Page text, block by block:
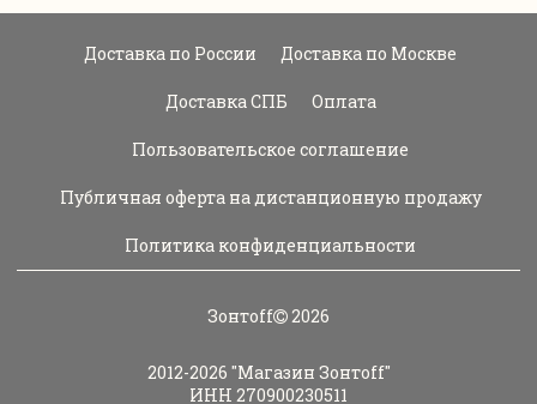
Доставка по России Доставка по Москве
Доставка СПБ Оплата
Пользовательское соглашение
Публичная оферта на дистанционную продажу
Политика конфиденциальности
Зонтoff 2026
2012-2026 "Магазин Зонтoff"
ИНН 270900230511